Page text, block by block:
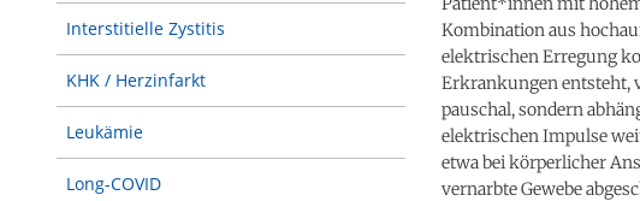
Interstitielle Zystitis
KHK / Herzinfarkt
Leukämie
Long-COVID
Kombination aus
elektrischen Erregung
Erkrankungen entsteht,
pauschal, sondern
elektrischen Impulse
etwa bei körperlicher
vernarbte Gewebe